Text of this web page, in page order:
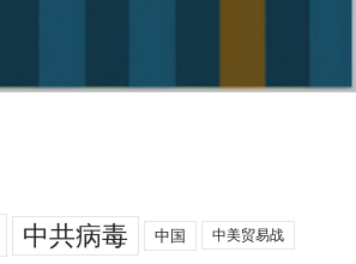
中共病毒 中国 中美贸易战